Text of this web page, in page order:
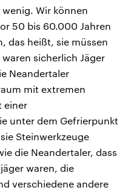
Wir können
50 bis 60.000 Jahren
das heißt, sie müssen
sicherlich Jäger
Neandertaler
mit extremen
einer
unter dem Gefrierpunkt
Steinwerkzeuge
die Neandertaler, dass
waren, die
verschiedene andere